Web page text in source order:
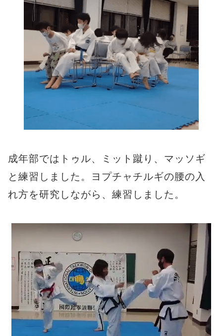
成年部ではトゥル、ミット蹴り、マッソギ
と練習しました。ヨプチャチルギの腰の入
れ方を研究しながら、練習しました。